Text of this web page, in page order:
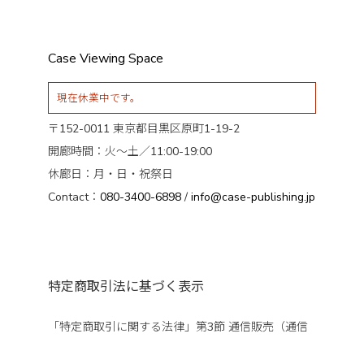
Case Viewing Space
現在休業中です。
〒152-0011 東京都目黒区原町1-19-2
開廊時間：火〜土／11:00-19:00
休廊日：月・日・祝祭日
Contact：080-3400-6898 /info@case-publishing.jp
特定商取引法に基づく表示
「特定商取引に関する法律」第3節 通信販売（通信